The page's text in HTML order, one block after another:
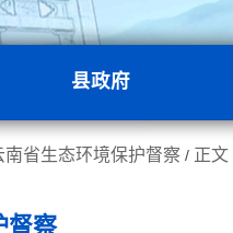
县政府
南省生态环境保护督察 / 正文
督察